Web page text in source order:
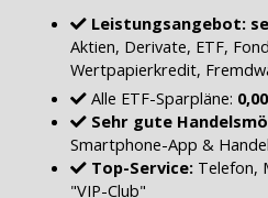
Leistungsangebot:
Aktien, Derivate, ETF,
Wertpapierkredit,
Alle ETF-Sparpläne:
Sehr gute
Smartphone-App &
Top-Service: Telefon,
"VIP-Club"